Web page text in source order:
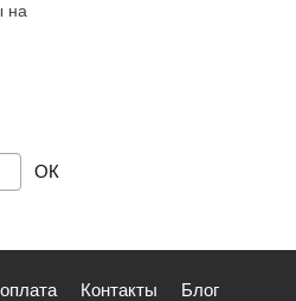
на
ОК
Контакты Блог